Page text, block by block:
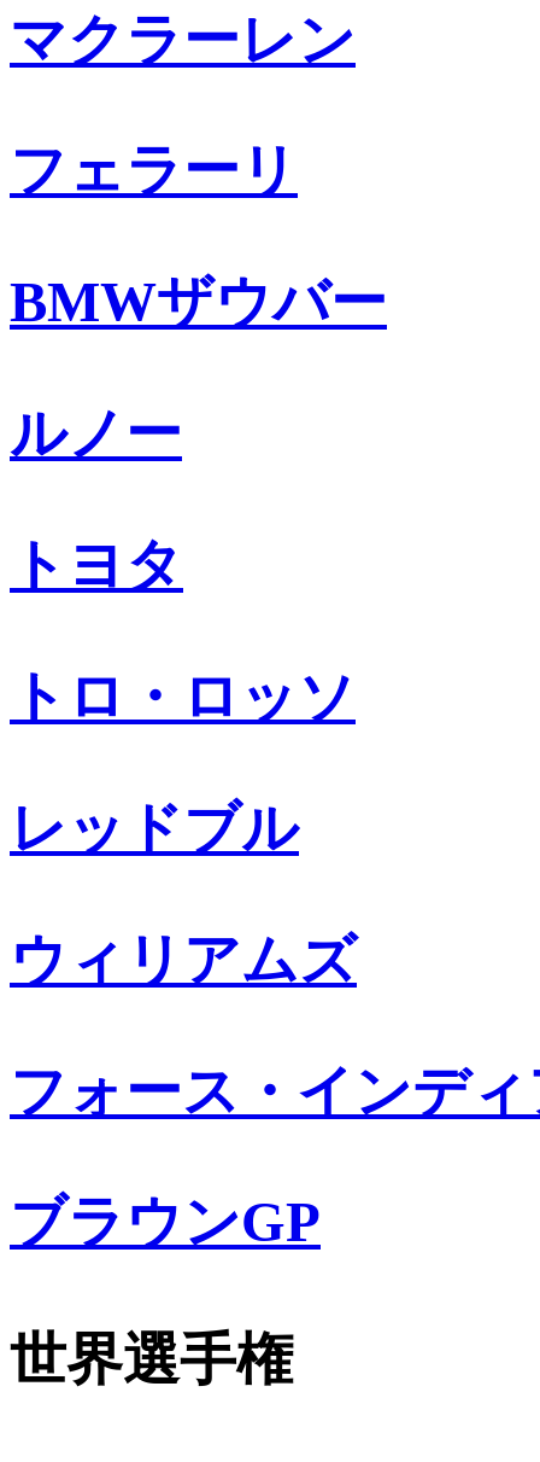
マクラーレン
フェラーリ
BMWザウバー
ルノー
トヨタ
トロ・ロッソ
レッドブル
ウィリアムズ
フォース・インデ
ブラウンGP
世界選手権